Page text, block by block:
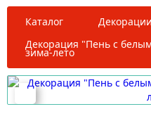
Каталог Декорации
Декорация "Пень с
зима-лето